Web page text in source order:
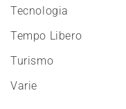
Tecnologia
Tempo Libero
Turismo
Varie